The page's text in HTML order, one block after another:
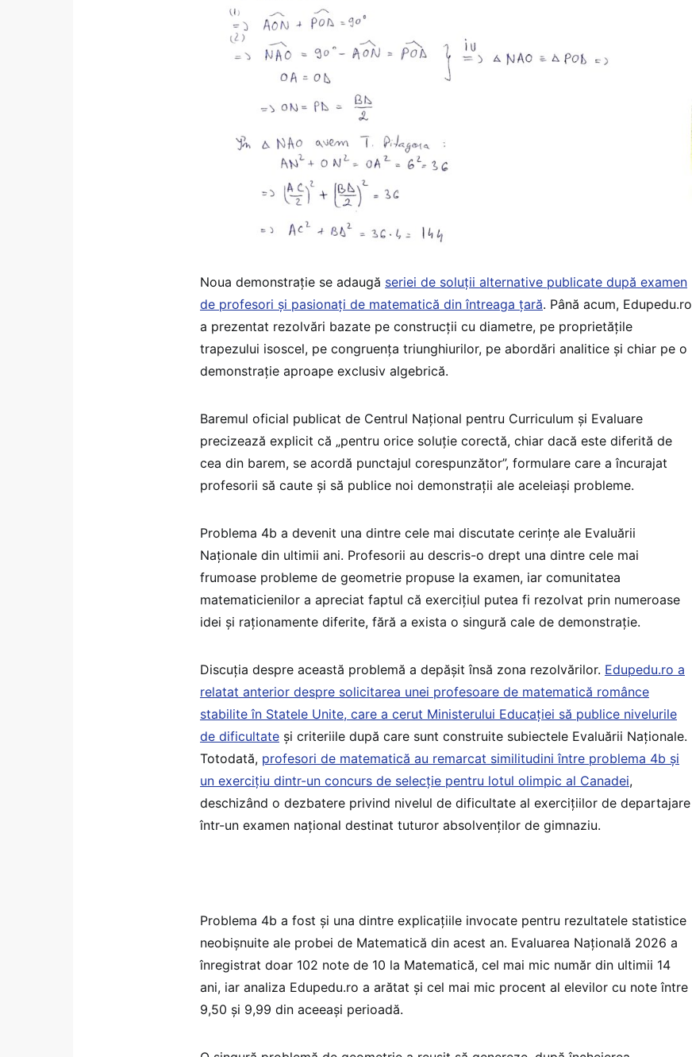
Noua demonstrație se adaugă seriei de soluții alternative publicate după examen
de profesori și pasionați de matematică din întreaga țară. Până acum, Edupedu.ro
a prezentat rezolvări bazate pe construcții cu diametre, pe proprietățile
trapezului isoscel, pe congruența triunghiurilor, pe abordări analitice și chiar pe o
demonstrație aproape exclusiv algebrică.
Baremul oficial publicat de Centrul Național pentru Curriculum și Evaluare
precizează explicit că „pentru orice soluție corectă, chiar dacă este diferită de
cea din barem, se acordă punctajul corespunzător”, formulare care a încurajat
profesorii să caute și să publice noi demonstrații ale aceleiași probleme.
Problema 4b a devenit una dintre cele mai discutate cerințe ale Evaluării
Naționale din ultimii ani. Profesorii au descris-o drept una dintre cele mai
frumoase probleme de geometrie propuse la examen, iar comunitatea
matematicienilor a apreciat faptul că exercițiul putea fi rezolvat prin numeroase
idei și raționamente diferite, fără a exista o singură cale de demonstrație.
Discuția despre această problemă a depășit însă zona rezolvărilor. Edupedu.ro a
relatat anterior despre solicitarea unei profesoare de matematică românce
stabilite în Statele Unite, care a cerut Ministerului Educației să publice nivelurile
de dificultate și criteriile după care sunt construite subiectele Evaluării Naționale.
Totodată, profesori de matematică au remarcat similitudini între problema 4b și
un exercițiu dintr-un concurs de selecție pentru lotul olimpic al Canadei,
deschizând o dezbatere privind nivelul de dificultate al exercițiilor de departajare
într-un examen național destinat tuturor absolvenților de gimnaziu.
Problema 4b a fost și una dintre explicațiile invocate pentru rezultatele statistice
neobișnuite ale probei de Matematică din acest an. Evaluarea Națională 2026 a
înregistrat doar 102 note de 10 la Matematică, cel mai mic număr din ultimii 14
ani, iar analiza Edupedu.ro a arătat și cel mai mic procent al elevilor cu note între
9,50 și 9,99 din aceeași perioadă.